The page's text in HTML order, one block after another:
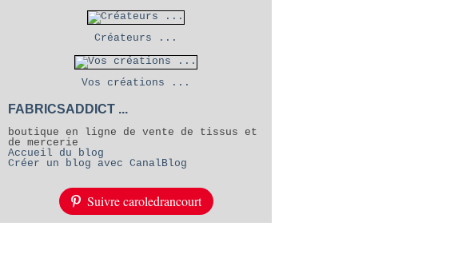
Créateurs ...
Vos créations ...
FABRICSADDICT ...
boutique en ligne de vente de tissus et
de mercerie
Accueil du blog
Créer un blog avec CanalBlog
Suivre caroledrancourt